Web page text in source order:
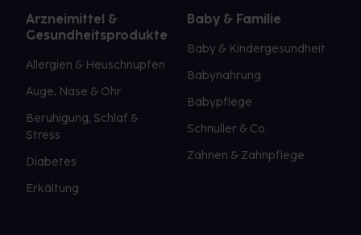
Arzneimittel &
Gesundheitsprodukte
Allergien & Heuschnupfen
Auge, Nase & Ohr
Beruhigung, Schlaf &
Stress
Diabetes
Erkältung
Baby & Familie
Baby & Kindergesundheit
Babynahrung
Babypflege
Schnuller & Co.
Zahnen & Zahnpflege